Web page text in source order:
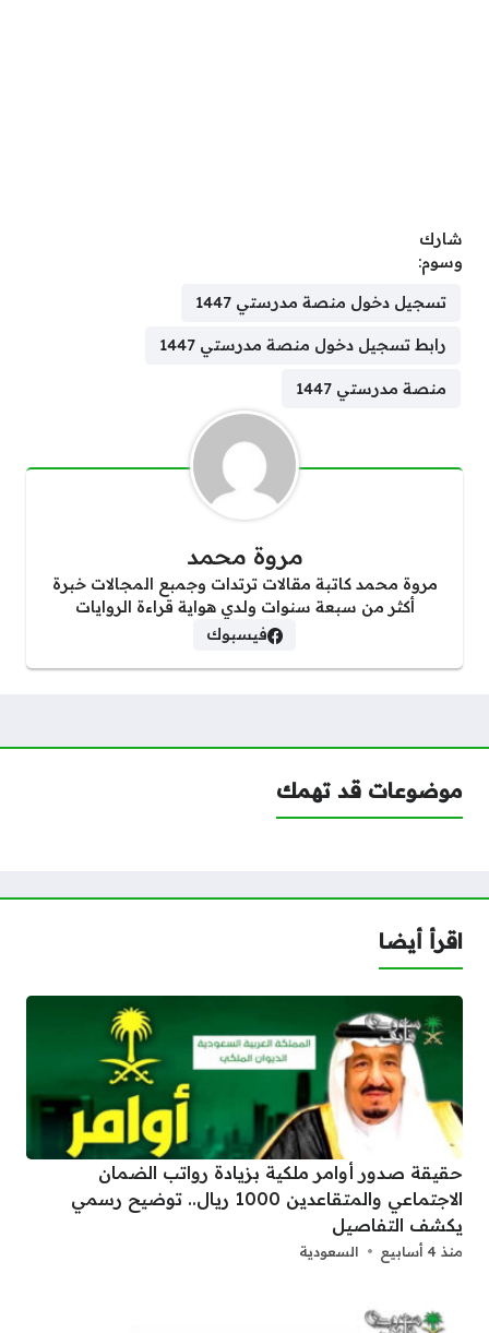
شارك
وسوم:
تسجيل دخول منصة مدرستي 1447
رابط تسجيل دخول منصة مدرستي 1447
منصة مدرستي 1447
مروة محمد
مروة محمد كاتبة مقالات ترتدات وجمبع المجالات خبرة
أكثر من سبعة سنوات ولدي هواية قراءة الروايات
فيسبوك
موضوعات قد تهمك
اقرأ أيضا
حقيقة صدور أوامر ملكية بزيادة رواتب الضمان
الاجتماعي والمتقاعدين 1000 ريال.. توضيح رسمي
يكشف التفاصيل
منذ 4 أسابيع السعودية